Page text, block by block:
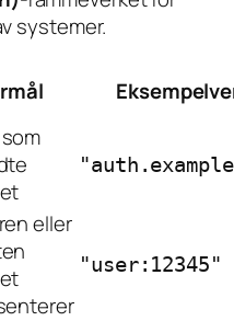
systemer.
eller
"user:12345"